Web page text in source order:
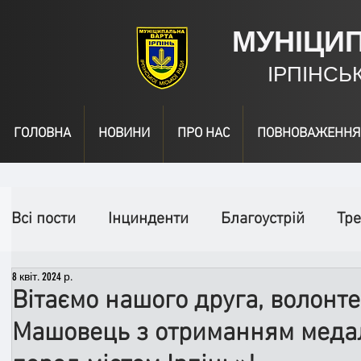
ГОЛОВНА НОВИНИ ПРО НАС ПОВНОВАЖЕННЯ
Всі пости Інцинденти Благоустрій
День народження
Спільні заходи Надзвичайні заходи
Вітаємо нашого друга,
Машовець з отриманням
8 квіт. 2024 р.